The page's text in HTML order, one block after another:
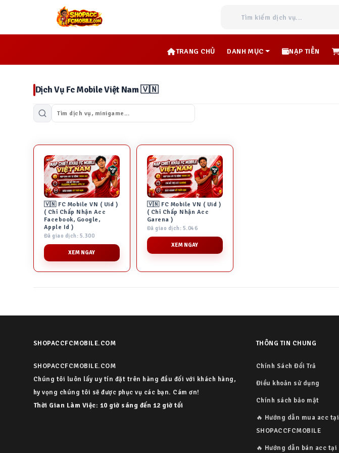
TRANG CHỦ DANH MỤC NẠP TIỀN
Dịch Vụ Fc Mobile Việt Nam 🇻🇳
🇻🇳 FC Mobile VN ( Uid )
( Chỉ Chấp Nhận Acc
Facebook, Google,
Apple Id )
Đã giao dịch: 5.300
XEM NGAY
🇻🇳 FC Mobile VN ( Uid )
( Chỉ Chấp Nhận Acc
Garena )
Đã giao dịch: 5.046
XEM NGAY
SHOPACCFCMOBILE.COM
SHOPACCFCMOBILE.COM
Chúng tôi luôn lấy uy tín đặt trên hàng đầu đối với khách hàng,
hy vọng chúng tôi sẽ được phục vụ các bạn. Cám ơn!
Thời Gian Làm Việc: 10 giờ sáng đến 12 giờ tối
THÔNG TIN CHUNG
Chính Sách Đổi Trả
Điều khoản sử dụng
Chính sách bảo mật
🔥 Hướng dẫn mua acc tại
SHOPACCFCMOBILE
🔥 Hướng dẫn bán acc tại